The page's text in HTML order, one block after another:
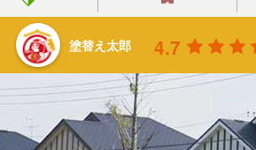
塗替え太郎 4.7